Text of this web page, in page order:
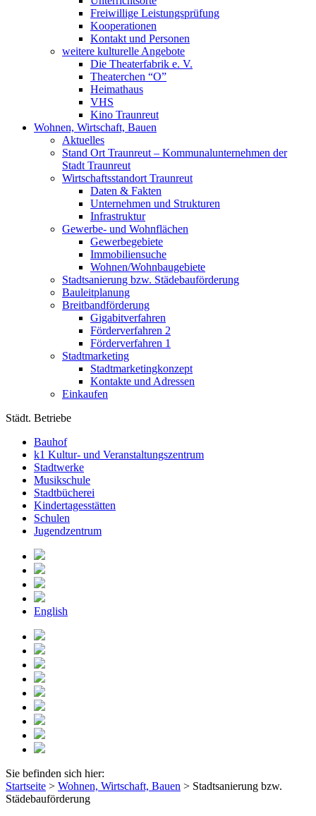
Freiwillige Leistungsprüfung
Kooperationen
Kontakt und Personen
weitere kulturelle Angebote
Die Theaterfabrik e. V.
Theaterchen “O”
Heimathaus
VHS
Kino Traunreut
Wohnen, Wirtschaft, Bauen
Aktuelles
Stand Ort Traunreut – Kommunalunternehmen der
Stadt Traunreut
Wirtschaftsstandort Traunreut
Daten & Fakten
Unternehmen und Strukturen
Infrastruktur
Gewerbe- und Wohnflächen
Gewerbegebiete
Immobiliensuche
Wohnen/Wohnbaugebiete
Stadtsanierung bzw. Städebauförderung
Bauleitplanung
Breitbandförderung
Gigabitverfahren
Förderverfahren 2
Förderverfahren 1
Stadtmarketing
Stadtmarketingkonzept
Kontakte und Adressen
Einkaufen
Städt. Betriebe
Bauhof
k1 Kultur- und Veranstaltungszentrum
Stadtwerke
Musikschule
Stadtbücherei
Kindertagesstätten
Schulen
Jugendzentrum
English
Sie befinden sich hier:
Startseite > Wohnen, Wirtschaft, Bauen > Stadtsanierung bzw.
Städebauförderung